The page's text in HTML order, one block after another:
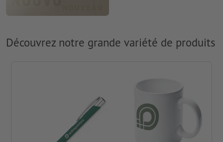
Découvrez notre grande variété de produits